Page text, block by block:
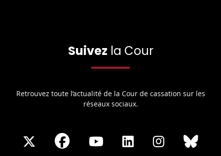
Suivez la Cour
Retrouvez toute l’actualité de la Cour de cassation sur les
réseaux sociaux.
ShareShare
Share
Share
Share